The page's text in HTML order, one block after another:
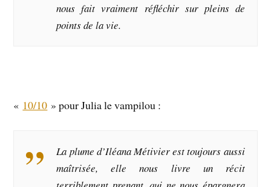
nous fait vraiment réfléchir sur pleins de
points de la vie.
« 10/10 » pour Julia le vampilou :
La plume d’Iléana Métivier est toujours aussi
maîtrisée, elle nous livre un récit